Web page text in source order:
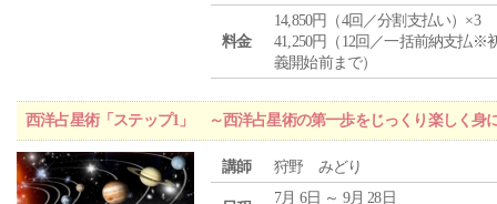
料金
14,850円（4回／分割支払い）×3
41,250円（12回／一括前納支払※
義開始前まで）
西洋占星術「ステップ1」 ～西洋占星術の第一歩をじっくり楽しく身
講師 狩野 みどり
7月 6日 ～ 9月 28日